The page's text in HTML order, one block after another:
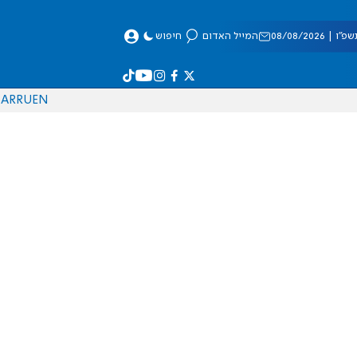
08/2026 המייל האדום חיפוש
EN
RU
AR